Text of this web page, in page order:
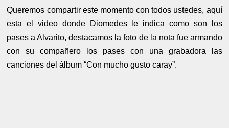
Queremos compartir este momento con todos ustedes, aquí
esta el video donde Diomedes le indica como son los
pases a Alvarito, destacamos la foto de la nota fue armando
con su compañero los pases con una grabadora las
canciones del álbum “Con mucho gusto caray”.